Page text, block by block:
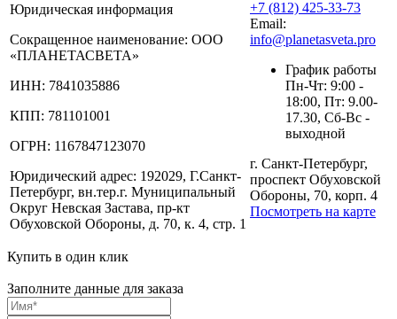
Юридическая информация
Сокращенное наименование: ООО
«ПЛАНЕТАСВЕТА»
ИНН: 7841035886
КПП: 781101001
ОГРН: 1167847123070
Юридический адрес: 192029, Г.Санкт-
Петербург, вн.тер.г. Муниципальный
Округ Невская Застава, пр-кт
Обуховской Обороны, д. 70, к. 4, стр. 1
+7 (812) 425-33-73
Email:
info@planetasveta.pro
График работы
Пн-Чт: 9:00 -
18:00, Пт: 9.00-
17.30, Сб-Вс -
выходной
г. Санкт-Петербург,
проспект Обуховской
Обороны, 70, корп. 4
Посмотреть на карте
Купить в один клик
Заполните данные для заказа